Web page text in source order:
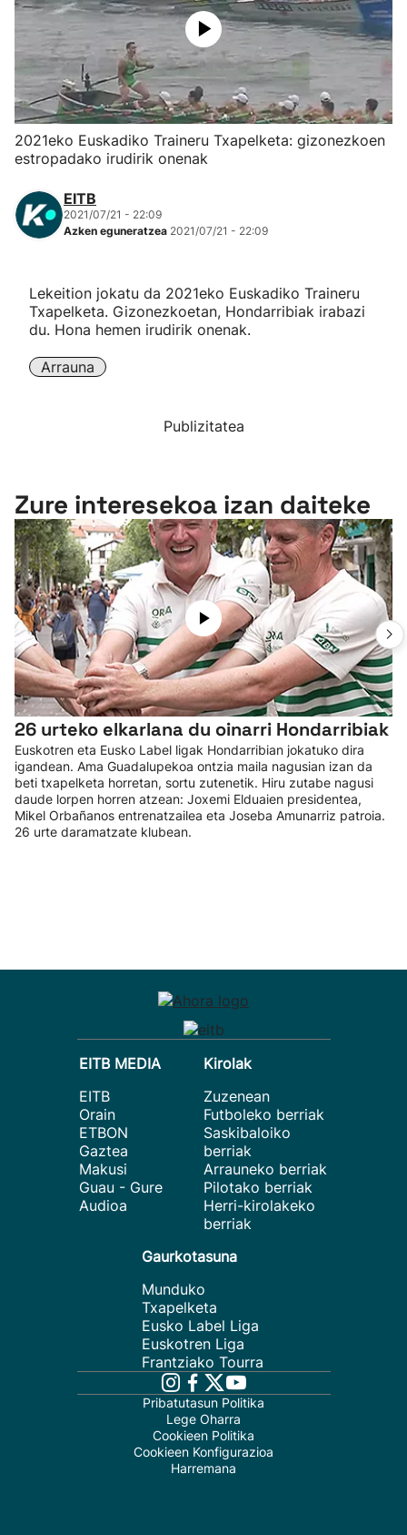
Herri-kirolak
Eskubaloia
Kirolak 360
Mendi-lasterketak
"Helmuga"
2021eko Euskadiko Traineru Txapelketa: gizonezkoen
estropadako irudirik onenak
EITB
2021/07/21 - 22:09
Azken eguneratzea 2021/07/21 - 22:09
Lekeition jokatu da 2021eko Euskadiko Traineru
Txapelketa. Gizonezkoetan, Hondarribiak irabazi
du. Hona hemen irudirik onenak.
Arrauna
Publizitatea
Zure interesekoa izan daiteke
26 urteko elkarlana du oinarri Hondarribiak
Euskotren eta Eusko Label ligak Hondarribian jokatuko dira
igandean. Ama Guadalupekoa ontzia maila nagusian izan da
beti txapelketa horretan, sortu zutenetik. Hiru zutabe nagusi
daude lorpen horren atzean: Joxemi Elduaien presidentea,
Mikel Orbañanos entrenatzailea eta Joseba Amunarriz patroia.
26 urte daramatzate klubean.
EITB MEDIA
EITB
Orain
ETBON
Gaztea
Makusi
Guau - Gure
Audioa
Kirolak
Zuzenean
Futboleko berriak
Saskibaloiko
berriak
Arrauneko berriak
Pilotako berriak
Herri-kirolakeko
berriak
Gaurkotasuna
Munduko
Txapelketa
Eusko Label Liga
Euskotren Liga
Frantziako Tourra
Pribatutasun Politika
Lege Oharra
Cookieen Politika
Cookieen Konfigurazioa
Harremana